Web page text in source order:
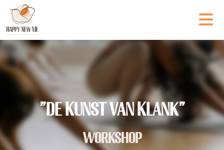
"de Kunst van Klank"
workshop